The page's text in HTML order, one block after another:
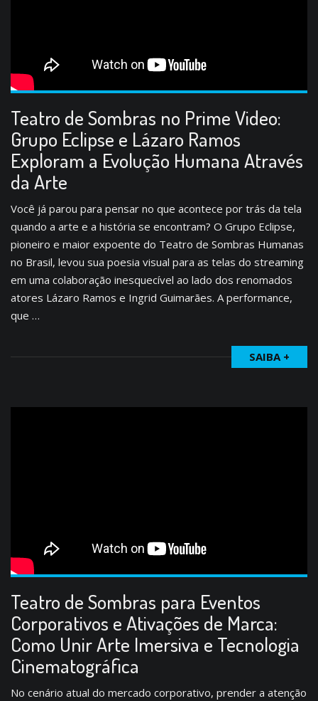
Teatro de Sombras no Prime Video:
Grupo Eclipse e Lázaro Ramos
Exploram a Evolução Humana Através
da Arte
Você já parou para pensar no que acontece por trás da tela
quando a arte e a história se encontram? O Grupo Eclipse,
pioneiro e maior expoente do Teatro de Sombras Humanas
no Brasil, levou sua poesia visual para as telas do streaming
em uma colaboração inesquecível ao lado dos renomados
atores Lázaro Ramos e Ingrid Guimarães. A performance,
que …
SAIBA +
Teatro de Sombras para Eventos
Corporativos e Ativações de Marca:
Como Unir Arte Imersiva e Tecnologia
Cinematográfica
No cenário atual do mercado corporativo, prender a atenção